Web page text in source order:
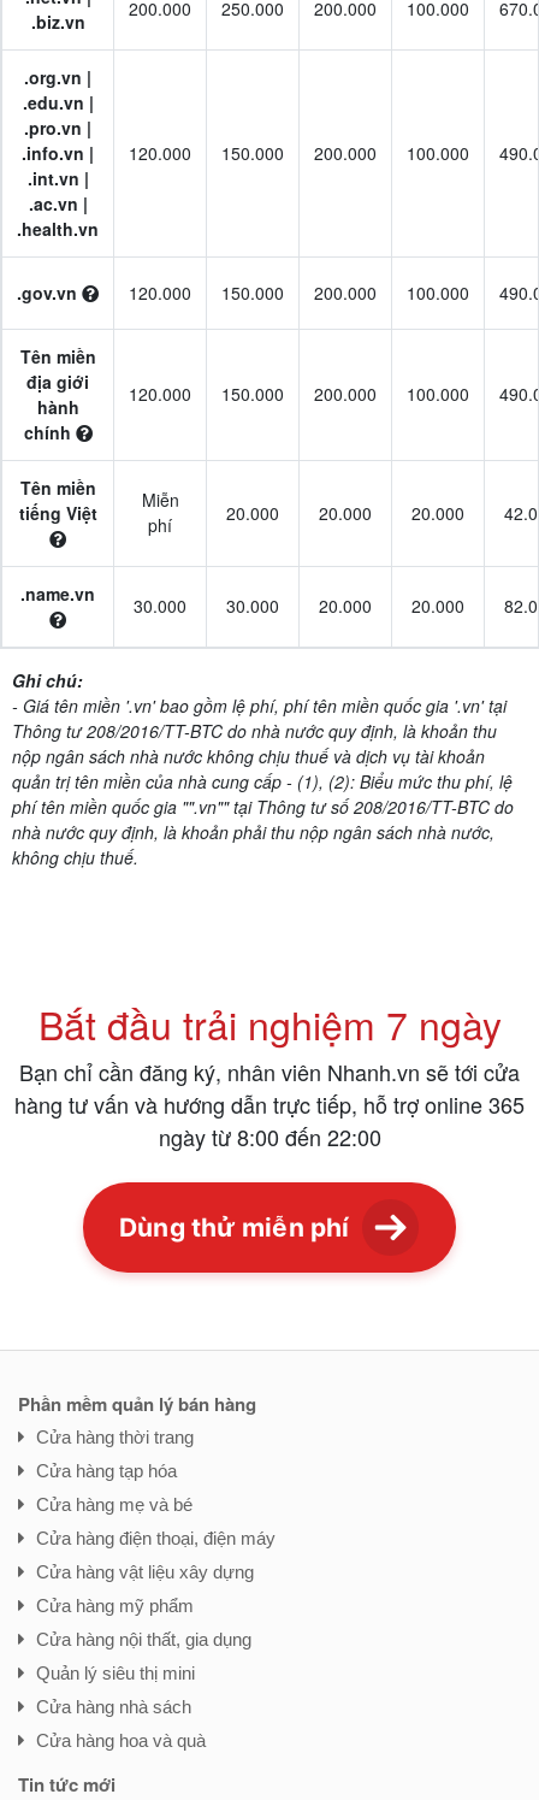
.biz.vn
200.000 250.000 200.000 100.000
.org.vn |
.edu.vn |
.pro.vn |
.info.vn |
.int.vn |
.ac.vn |
.health.vn
120.000 150.000 200.000 100.000
.gov.vn 120.000 150.000 200.000 100.000
Tên miền
địa giới
hành
chính
120.000 150.000 200.000 100.000
Tên miền
tiếng Việt
Miễn
phí
20.000 20.000 20.000
.name.vn 30.000 30.000 20.000 20.000
Ghi chú:
- Giá tên miền '.vn' bao gồm lệ phí, phí tên miền quốc gia '.vn' tại
Thông tư 208/2016/TT-BTC do nhà nước quy định, là khoản thu
nộp ngân sách nhà nước không chịu thuế và dịch vụ tài khoản
quản trị tên miền của nhà cung cấp - (1), (2): Biểu mức thu phí, lệ
phí tên miền quốc gia "".vn"" tại Thông tư số 208/2016/TT-BTC do
nhà nước quy định, là khoản phải thu nộp ngân sách nhà nước,
không chịu thuế.
Bắt đầu trải nghiệm 7 ngày
Bạn chỉ cần đăng ký, nhân viên Nhanh.vn sẽ tới cửa
hàng tư vấn và hướng dẫn trực tiếp, hỗ trợ online 365
ngày từ 8:00 đến 22:00
Dùng thử miễn phí
Phần mềm quản lý bán hàng
Cửa hàng thời trang
Cửa hàng tạp hóa
Cửa hàng mẹ và bé
Cửa hàng điện thoại, điện máy
Cửa hàng vật liệu xây dựng
Cửa hàng mỹ phẩm
Cửa hàng nội thất, gia dụng
Quản lý siêu thị mini
Cửa hàng nhà sách
Cửa hàng hoa và quà
Tin tức mới